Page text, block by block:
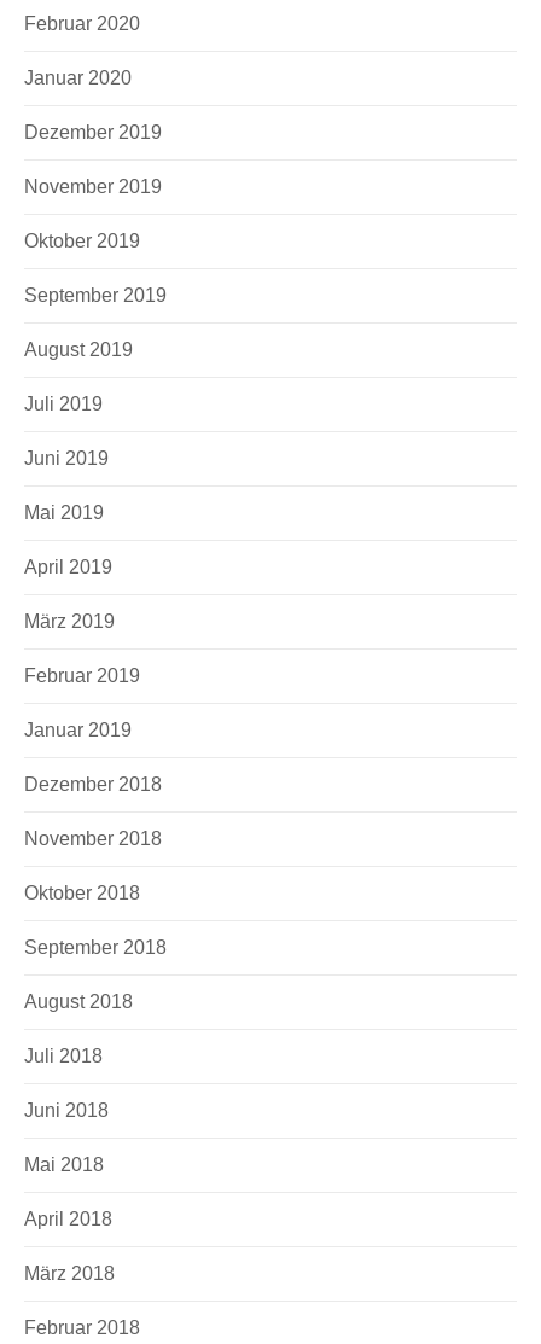
Februar 2020
Januar 2020
Dezember 2019
November 2019
Oktober 2019
September 2019
August 2019
Juli 2019
Juni 2019
Mai 2019
April 2019
März 2019
Februar 2019
Januar 2019
Dezember 2018
November 2018
Oktober 2018
September 2018
August 2018
Juli 2018
Juni 2018
Mai 2018
April 2018
März 2018
Februar 2018